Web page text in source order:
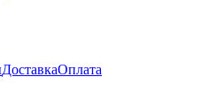
ДоставкаОплата